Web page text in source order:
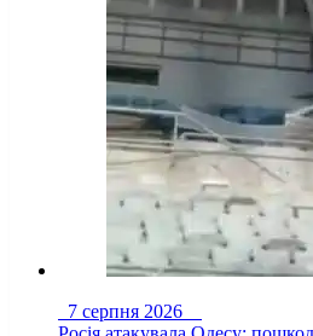
7 серпня 2026